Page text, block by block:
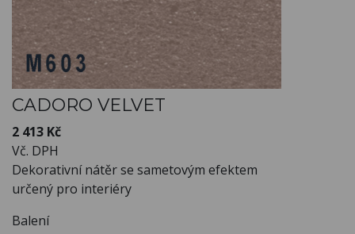
CADORO VELVET
2 413 Kč
Vč. DPH
Dekorativní nátěr se sametovým efektem
určený pro interiéry
Balení